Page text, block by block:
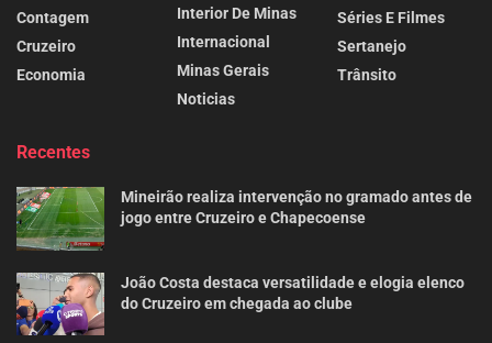
Contagem
Cruzeiro
Economia
Interior De Minas
Internacional
Minas Gerais
Noticias
Séries E Filmes
Sertanejo
Trânsito
Recentes
Mineirão realiza intervenção no gramado antes de
jogo entre Cruzeiro e Chapecoense
João Costa destaca versatilidade e elogia elenco
do Cruzeiro em chegada ao clube